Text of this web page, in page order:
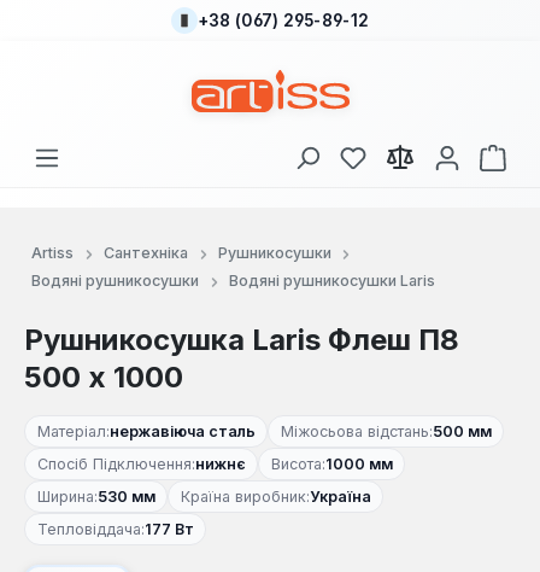
Перейти до основного вмісту
+38 (067) 295-89-12
У вас є 0 у списку
Artiss Сантехніка
Рушникосушки
Водяні рушникосушки
Водяні рушникосушки Laris
Рушникосушка Laris Флеш П8
500 x 1000
Матеріал:нержавіюча сталь Міжосьова відстань:500 мм
Спосіб Підключення:нижнє Висота:1000 мм
Ширина:530 мм Країна виробник:Україна
Тепловіддача:177 Вт